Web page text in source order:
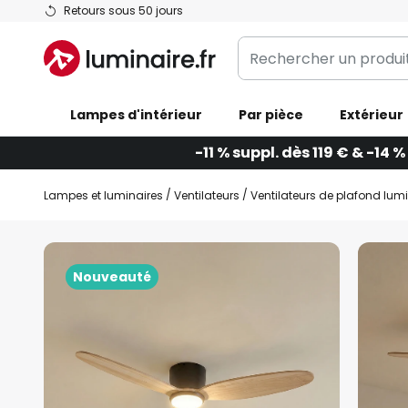
Retours sous 50 jours
Allez
contenu
Rechercher
un
catégorie...
Lampes d'intérieur Par pièce Extérieur
-11 % suppl. dès 119 € & -14
Lampes et luminaires Ventilateurs Ventilateurs de plafond
Nouveauté
Skip